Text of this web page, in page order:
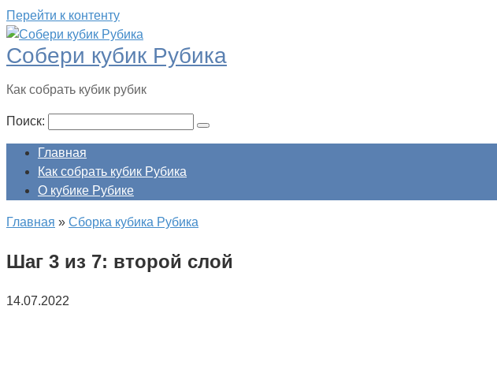
Перейти к контенту
Собери кубик Рубика
Как собрать кубик рубик
Поиск:
Главная
Как собрать кубик Рубика
О кубике Рубике
Главная » Сборка кубика Рубика
Шаг 3 из 7: второй слой
14.07.2022